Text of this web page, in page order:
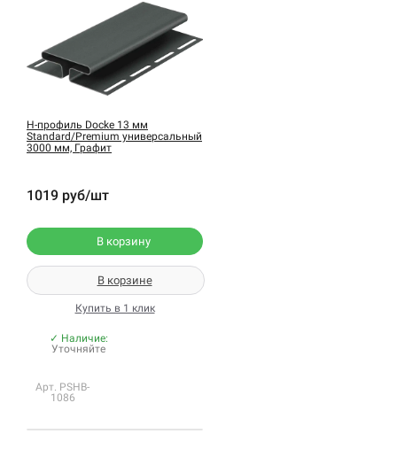
H-профиль Docke 13 мм
Standard/Premium универсальный
3000 мм, Графит
1019 руб/шт
В корзину
В корзине
Купить в 1 клик
✓ Наличие:
Уточняйте
Арт. PSHB-
1086